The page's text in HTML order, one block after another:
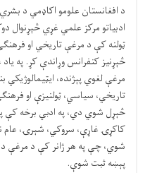
د افغانستان علومو اکاډمي د
ادبياتو مرکز علمي غړي څېړنوال
ټولنه کې د مرغې تاريخي او
څېړنيز کنفرانس وړاندې کړ. په
مرغې لغوي پېژنده،
تاریخي، سياسي، ټولنيزې او
څېړل شوي دي، په ادبي برخه کې
کاکړۍ غاړې، سروکي، شېرۍ، عام
شوي، چې په هر ژانر کې د مرغې
پېښه ثبت شوې.